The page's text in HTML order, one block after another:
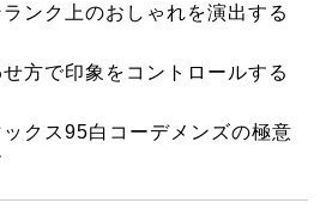
ンク上のおしゃれを演出する
方で印象をコントロールする
クス95白コーデメンズの極意